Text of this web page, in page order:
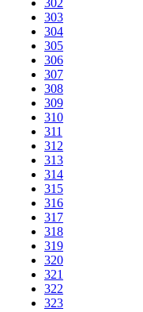
302
303
304
305
306
307
308
309
310
311
312
313
314
315
316
317
318
319
320
321
322
323